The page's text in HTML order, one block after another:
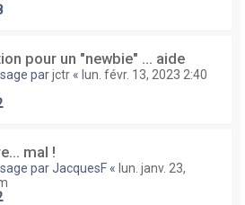
pour un "newbie" ... aide
parjctr « lun. févr. 13, 2023 2:40
mal !
parJacquesF « lun. janv. 23,